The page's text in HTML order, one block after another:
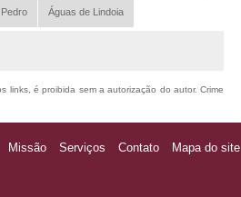
Águas de Lindoia
links, é proibida sem a autorização do autor. Crime
Missão Serviços Contato Mapa do site